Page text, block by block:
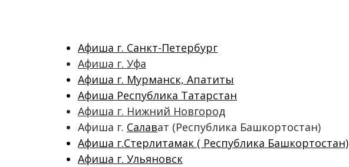
Афиша г. Санкт-Петербург
Афиша г. Уфа
Афиша г. Мурманск, Апатиты
Афиша Республика Татарстан
Афиша г. Нижний Новгород
Афиша г. Салават (Республика Башкортостан)
Афиша г.Стерлитамак ( Республика Башкортостан)
Афиша г. Ульяновск